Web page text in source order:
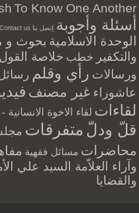
To Know One Another
أسئلة وأجوبة إتصل بنا Contact us
الوحدة الاسلامية بحوث و
والتكفير خطب خلاصة القول
ورسالات رأي وقلم رسائل
عاشوراء غير مصنف
لقاءات لقاء الاخوة الانسانية
قلّ ودلّ متفرقات
محاضرات مسائل فقهية
وآراء العلاّمة السيد علي
والقضايا